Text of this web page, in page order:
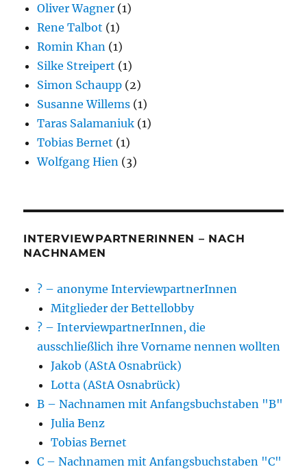
Oliver Wagner (1)
Rene Talbot (1)
Romin Khan (1)
Silke Streipert (1)
Simon Schaupp (2)
Susanne Willems (1)
Taras Salamaniuk (1)
Tobias Bernet (1)
Wolfgang Hien (3)
INTERVIEWPARTNERINNEN – NACH
NACHNAMEN
? – anonyme InterviewpartnerInnen
Mitglieder der Bettellobby
? – InterviewpartnerInnen, die
ausschließlich ihre Vorname nennen wollten
Jakob (AStA Osnabrück)
Lotta (AStA Osnabrück)
B – Nachnamen mit Anfangsbuchstaben "B"
Julia Benz
Tobias Bernet
C – Nachnamen mit Anfangsbuchstaben "C"